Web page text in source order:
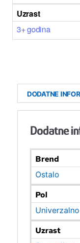
Uzrast
3+ godina
DODATNE
Dodatne
Brend
Ostalo
Pol
Univerzalno
Uzrast